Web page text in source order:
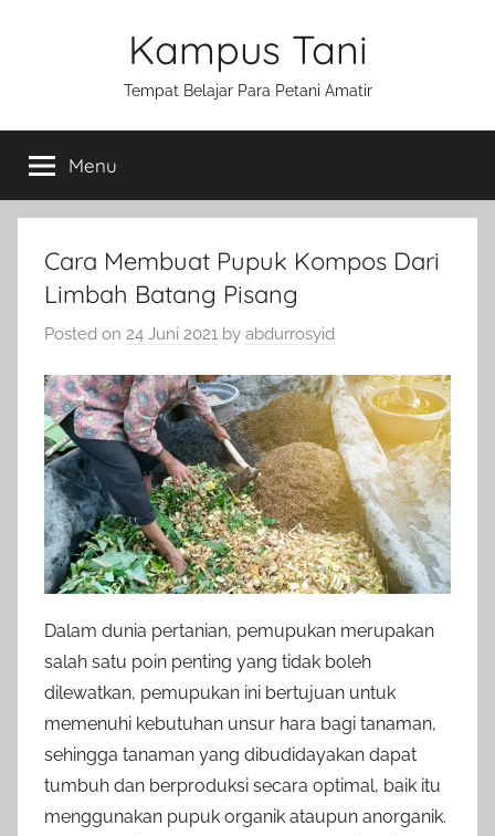
Kampus Tani
Tempat Belajar Para Petani Amatir
Menu
Cara Membuat Pupuk Kompos Dari
Limbah Batang Pisang
Posted on 24 Juni 2021 by abdurrosyid
Dalam dunia pertanian, pemupukan merupakan
salah satu poin penting yang tidak boleh
dilewatkan, pemupukan ini bertujuan untuk
memenuhi kebutuhan unsur hara bagi tanaman,
sehingga tanaman yang dibudidayakan dapat
tumbuh dan berproduksi secara optimal, baik itu
menggunakan pupuk organik ataupun anorganik.